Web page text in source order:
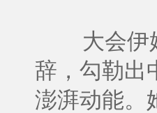
大会伊
辞，勾勒出
澎湃动能。